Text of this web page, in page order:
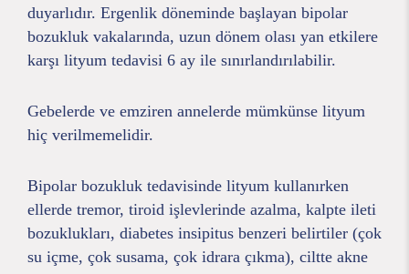
duyarlıdır. Ergenlik döneminde başlayan bipolar
bozukluk vakalarında, uzun dönem olası yan etkilere
karşı lityum tedavisi 6 ay ile sınırlandırılabilir.
Gebelerde ve emziren annelerde mümkünse lityum
hiç verilmemelidir.
Bipolar bozukluk tedavisinde lityum kullanırken
ellerde tremor, tiroid işlevlerinde azalma, kalpte ileti
bozuklukları, diabetes insipitus benzeri belirtiler (çok
su içme, çok susama, çok idrara çıkma), ciltte akne